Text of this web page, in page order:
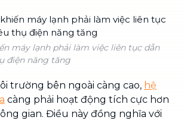
máy lạnh phải làm việc liên tục dẫn
điện năng tăng
trường bên ngoài càng cao, hệ
càng phải hoạt động tích cực hơn
gian. Điều này đồng nghĩa với